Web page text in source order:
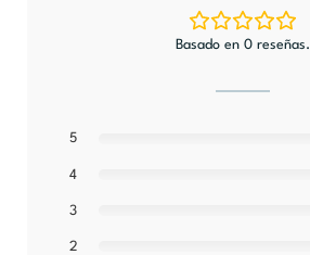
Basado en 0 reseñas.
5
4
3
2